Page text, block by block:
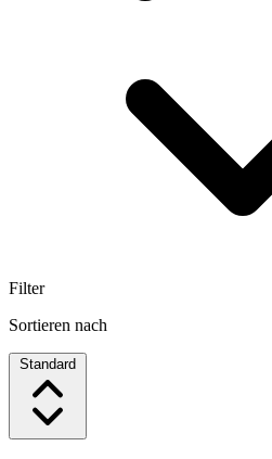
Filter
Sortieren nach
Standard